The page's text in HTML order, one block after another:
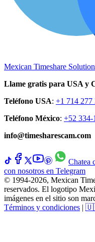
Mexican Timeshare
Llame gratis para USA y
Teléfono USA: +1 714 277
Teléfono México: +52 334-
info@timesharescam.com
Chatea
con nosotros en Telegram
© 1994-2026, Mexican
reservados. El logotipo
imágenes en el sitio son
Términos y condiciones |